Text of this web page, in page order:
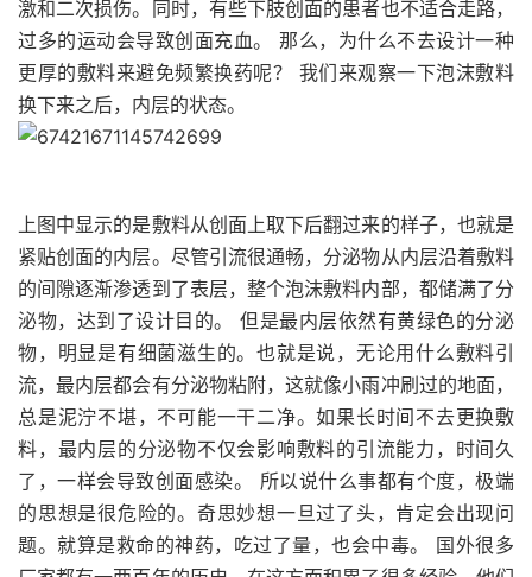
激和二次损伤。同时，有些下肢创面的患者也不适合走路，
过多的运动会导致创面充血。 那么，为什么不去设计一种
更厚的敷料来避免频繁换药呢？ 我们来观察一下泡沫敷料
换下来之后，内层的状态。
上图中显示的是敷料从创面上取下后翻过来的样子，也就是
紧贴创面的内层。尽管引流很通畅，分泌物从内层沿着敷料
的间隙逐渐渗透到了表层，整个泡沫敷料内部，都储满了分
泌物，达到了设计目的。 但是最内层依然有黄绿色的分泌
物，明显是有细菌滋生的。也就是说，无论用什么敷料引
流，最内层都会有分泌物粘附，这就像小雨冲刷过的地面，
总是泥泞不堪，不可能一干二净。如果长时间不去更换敷
料，最内层的分泌物不仅会影响敷料的引流能力，时间久
了，一样会导致创面感染。 所以说什么事都有个度，极端
的思想是很危险的。奇思妙想一旦过了头，肯定会出现问
题。就算是救命的神药，吃过了量，也会中毒。 国外很多